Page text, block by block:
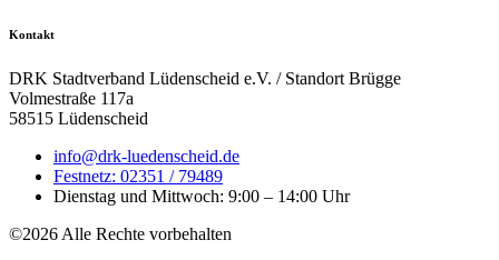
Kontakt
DRK Stadtverband Lüdenscheid e.V. / Standort Brügge
Volmestraße 117a
58515 Lüdenscheid
info@drk-luedenscheid.de
Festnetz: 02351 / 79489
Dienstag und Mittwoch: 9:00 – 14:00 Uhr
©2026 Alle Rechte vorbehalten